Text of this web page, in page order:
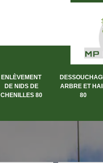
ENLÈVEMENT
DE NIDS DE
CHENILLES 80
ARBRE ET
80